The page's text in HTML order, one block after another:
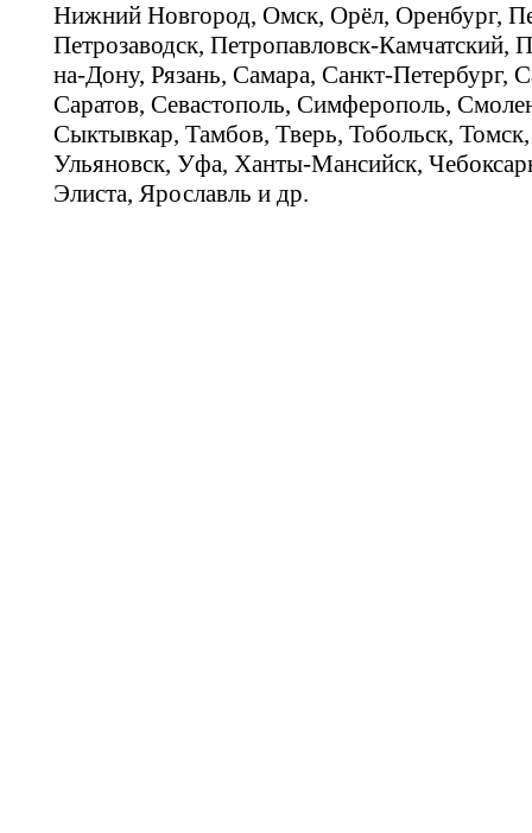
Нижний Новгород, Омск, Орёл, Оренбург,
Петрозаводск, Петропавловск-Камчатский,
на-Дону, Рязань, Самара, Санкт-Петербург,
Саратов, Севастополь, Симферополь,
Сыктывкар, Тамбов, Тверь, Тобольск,
Ульяновск, Уфа, Ханты-Мансийск,
Элиста, Ярославль и др.